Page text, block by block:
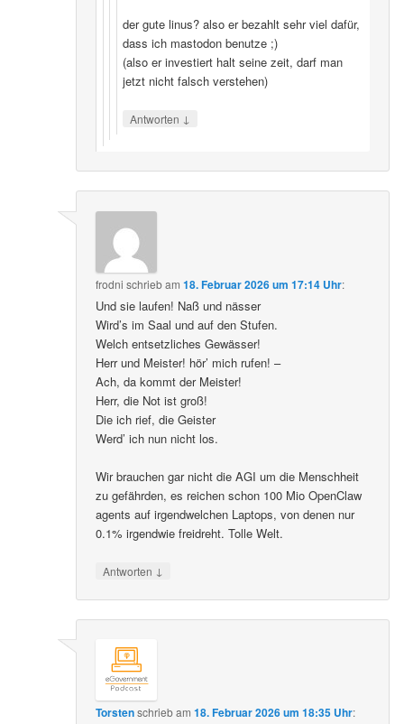
der gute linus? also er bezahlt sehr viel dafür,
dass ich mastodon benutze ;)
(also er investiert halt seine zeit, darf man
jetzt nicht falsch verstehen)
Antworten ↓
frodni schriebam18. Februar 2026 um 17:14 Uhr:
Und sie laufen! Naß und nässer
Wird’s im Saal und auf den Stufen.
Welch entsetzliches Gewässer!
Herr und Meister! hör’ mich rufen! –
Ach, da kommt der Meister!
Herr, die Not ist groß!
Die ich rief, die Geister
Werd’ ich nun nicht los.
Wir brauchen gar nicht die AGI um die Menschheit
zu gefährden, es reichen schon 100 Mio OpenClaw
agents auf irgendwelchen Laptops, von denen nur
0.1% irgendwie freidreht. Tolle Welt.
Antworten ↓
Torstenschriebam18. Februar 2026 um 18:35 Uhr: